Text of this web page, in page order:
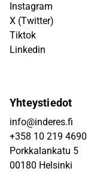
Instagram
X (Twitter)
Tiktok
Linkedin
Yhteystiedot
info@inderes.fi
+358 10 219 4690
Porkkalankatu 5
00180 Helsinki